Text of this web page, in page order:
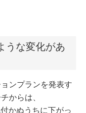
うな変化があ
ンプランを発表す
からは、
かぬうちに下がっ